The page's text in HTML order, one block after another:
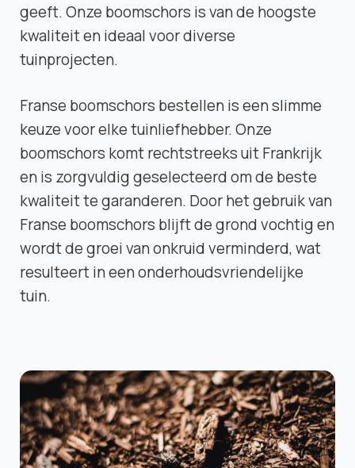
geeft. Onze boomschors is van de hoogste
kwaliteit en ideaal voor diverse
tuinprojecten.
Franse boomschors bestellen is een slimme
keuze voor elke tuinliefhebber. Onze
boomschors komt rechtstreeks uit Frankrijk
en is zorgvuldig geselecteerd om de beste
kwaliteit te garanderen. Door het gebruik van
Franse boomschors blijft de grond vochtig en
wordt de groei van onkruid verminderd, wat
resulteert in een onderhoudsvriendelijke
tuin.